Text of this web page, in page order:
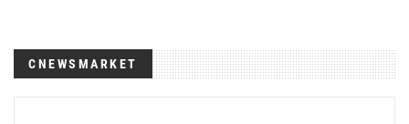
CNEWSMARKET